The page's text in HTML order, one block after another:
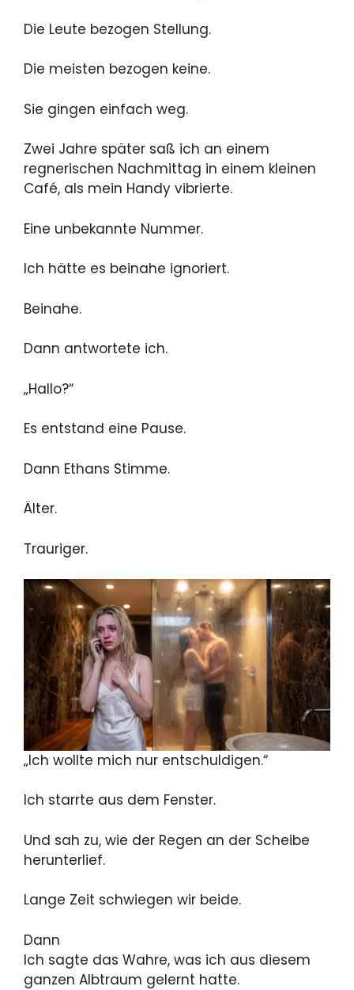
Die Leute bezogen Stellung.
Die meisten bezogen keine.
Sie gingen einfach weg.
Zwei Jahre später saß ich an einem
regnerischen Nachmittag in einem kleinen
Café, als mein Handy vibrierte.
Eine unbekannte Nummer.
Ich hätte es beinahe ignoriert.
Beinahe.
Dann antwortete ich.
„Hallo?“
Es entstand eine Pause.
Dann Ethans Stimme.
Älter.
Trauriger.
„Ich wollte mich nur entschuldigen.“
Ich starrte aus dem Fenster.
Und sah zu, wie der Regen an der Scheibe
herunterlief.
Lange Zeit schwiegen wir beide.
Dann
Ich sagte das Wahre, was ich aus diesem
ganzen Albtraum gelernt hatte.